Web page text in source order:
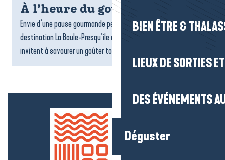
BIEN ÊTRE &
LIEUX DE SORTIES
DES ÉVÉNEMENTS
Déguster
À l’heure du goûter
Envie d’une pause gourmande pendant votre séjour ? Sur la
destination La Baule-Presqu’île de Guérande, de nombreux lieux
invitent à savourer un goûter tout en douceur : salons...